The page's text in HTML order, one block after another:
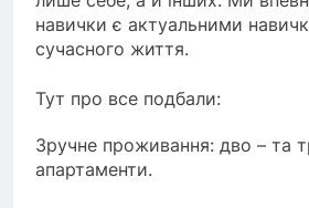
навички є актуальними
сучасного життя.
Тут про все подбали:
Зручне проживання: дво – та
апартаменти.